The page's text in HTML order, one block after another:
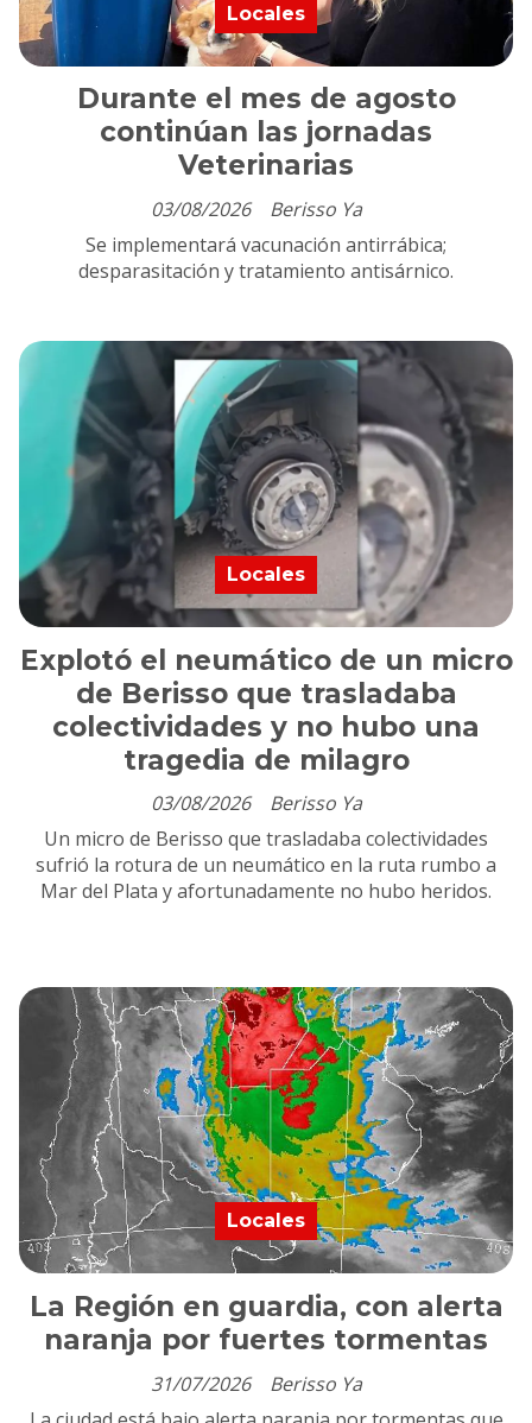
Durante el mes de agosto
continúan las jornadas
Veterinarias
Berisso Ya
Locales
03/08/2026
Se implementará vacunación antirrábica;
desparasitación y tratamiento antisárnico.
Explotó el neumático de un micro
de Berisso que trasladaba
colectividades y no hubo una
tragedia de milagro
Berisso Ya
Locales
03/08/2026
Un micro de Berisso que trasladaba colectividades
sufrió la rotura de un neumático en la ruta rumbo a
Mar del Plata y afortunadamente no hubo heridos.
La Región en guardia, con alerta
naranja por fuertes tormentas
Berisso Ya
Locales
31/07/2026